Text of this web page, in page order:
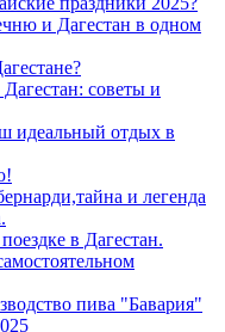
и Дагестан в одном
советы и
идеальный отдых в
и легенда
в Дагестан.
пива "Бавария"